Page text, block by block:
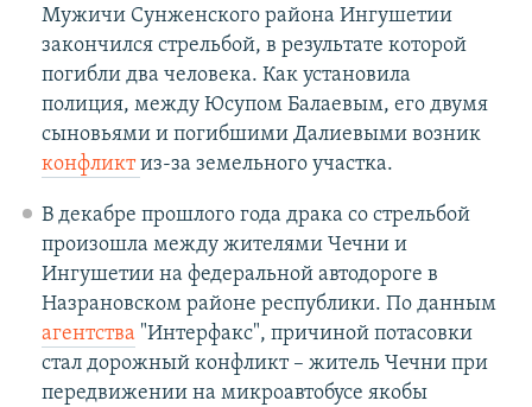
Мужичи Сунженского района Ингушетии
закончился стрельбой, в результате которой
погибли два человека. Как установила
полиция, между Юсупом Балаевым, его двумя
сыновьями и погибшими Далиевыми возник
конфликтиз-за земельного участка.
В декабре прошлого года драка со стрельбой
произошла между жителями Чечни и
Ингушетии на федеральной автодороге в
Назрановском районе республики. По данным
агентства "Интерфакс", причиной потасовки
стал дорожный конфликт – житель Чечни при
передвижении на микроавтобусе якобы